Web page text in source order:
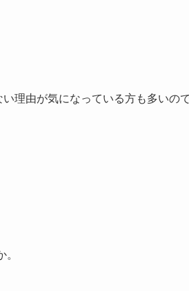
理由が気になっている方も多いの